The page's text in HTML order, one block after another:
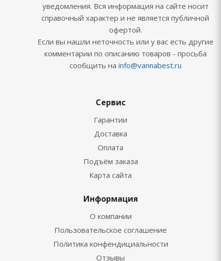
уведомления. Вся информация на сайте носит
справочный характер и не является публичной
офертой.
Если вы нашли неточность или у вас есть другие
комментарии по описанию товаров - просьба
сообщить на info@vannabest.ru
Сервис
Гарантии
Доставка
Оплата
Подъём заказа
Карта сайта
Информация
О компании
Пользовательское соглашение
Политика конфендициальности
Отзывы